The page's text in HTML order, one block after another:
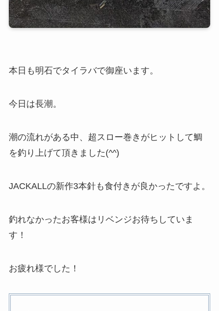
本日も明石でタイラバで御座います。
今日は長潮。
潮の流れがある中、超スロー巻きがヒットして鯛
を釣り上げて頂きました(^^)
JACKALLの新作3本針も食付きが良かったですよ。
釣れなかったお客様はリベンジお待ちしていま
す！
お疲れ様でした！